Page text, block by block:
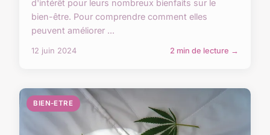
d'intérêt pour leurs nombreux bienfaits sur le
bien-être. Pour comprendre comment elles
peuvent améliorer ...
12 juin 2024 2 min de lecture →
BIEN-ETRE